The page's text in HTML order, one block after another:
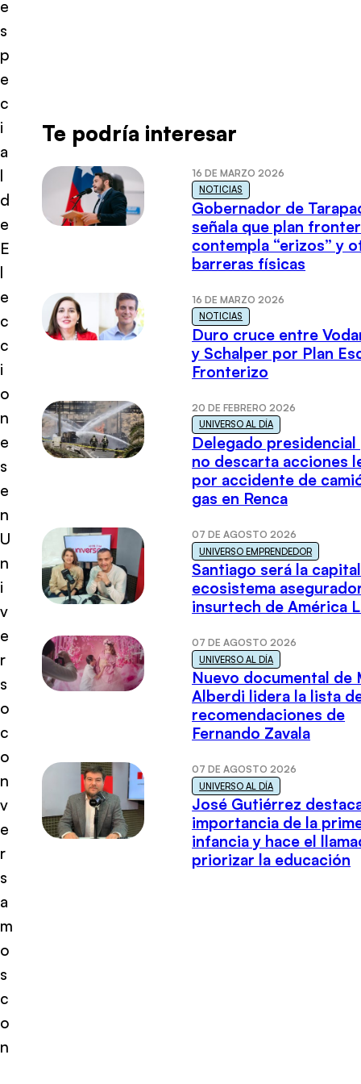
e
s
p
e
c
i
a
l
d
e
E
l
e
c
c
i
o
n
e
s
e
n
U
n
i
v
e
r
s
o
c
o
n
v
e
r
s
a
m
o
s
c
o
n
Te podría interesar
16 DE MARZO 2026
NOTICIAS
Gobernador de
señala que plan
contempla “erizos” y
barreras físicas
16 DE MARZO 2026
NOTICIAS
Duro cruce entre
y Schalper por Plan
Fronterizo
20 DE FEBRERO 2026
UNIVERSO AL DÍA
Delegado presidencial
no descarta acciones
por accidente de
gas en Renca
07 DE AGOSTO 2026
UNIVERSO EMPRENDEDOR
Santiago será la
ecosistema
insurtech de América
07 DE AGOSTO 2026
UNIVERSO AL DÍA
Nuevo documental de
Alberdi lidera la lista
recomendaciones de
Fernando Zavala
07 DE AGOSTO 2026
UNIVERSO AL DÍA
José Gutiérrez
importancia de la
infancia y hace el
priorizar la educación